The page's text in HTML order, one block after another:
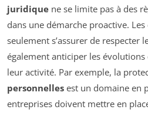
juridique ne se limite pas à des
dans une démarche proactive.
seulement s’assurer de respecter
également anticiper les
leur activité. Par exemple, la
personnelles est un domaine en
entreprises doivent mettre en